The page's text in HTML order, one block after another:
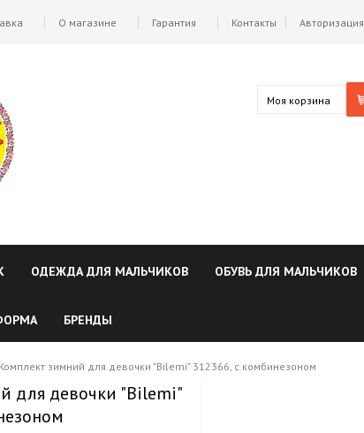
Авторизация
О магазине Гарантия Контакты
Моя корзина
ОДЕЖДА ДЛЯ МАЛЬЧИКОВ ОБУВЬ ДЛЯ МАЛЬЧИКОВ
БРЕНДЫ
Комплект зимний для девочки "Bilemi" 312366, с комбинезоном
для девочки "Bilemi"